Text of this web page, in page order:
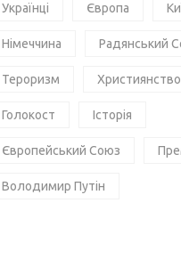
Українці Європа
Німеччина Радянський
Тероризм Християнство
Голокост Історія
Європейський Союз
Володимир Путін